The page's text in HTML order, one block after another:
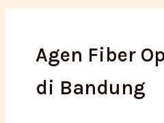
Agen Fiber
di Bandung